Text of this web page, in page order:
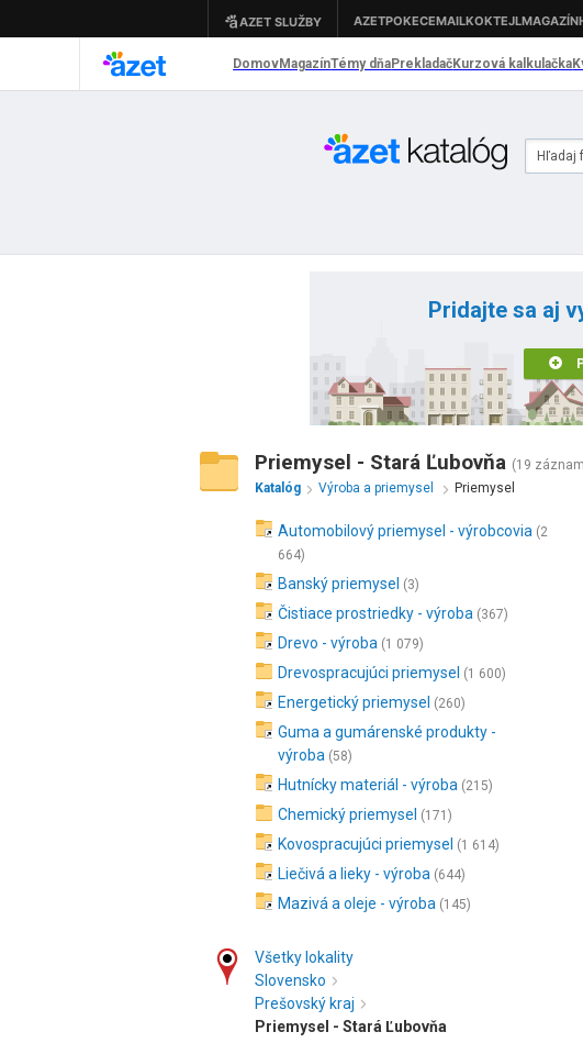
Pridajte sa aj
Priemysel - Stará Ľubovňa (19
Katalóg
Výroba a priemysel Priemysel
Automobilový priemysel - výrobcovia (2
664)
Banský priemysel (3)
Čistiace prostriedky - výroba (367)
Drevo - výroba (1 079)
Drevospracujúci priemysel (1 600)
Energetický priemysel (260)
Guma a gumárenské produkty -
výroba (58)
Hutnícky materiál - výroba (215)
Chemický priemysel (171)
Kovospracujúci priemysel (1 614)
Liečivá a lieky - výroba (644)
Mazivá a oleje - výroba (145)
Všetky lokality
Slovensko
Prešovský kraj
Priemysel - Stará Ľubovňa